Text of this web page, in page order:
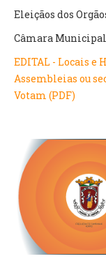
CANÍDEOS
CEMITÉRIO
ATESTADOS
VENDA AMBULANTE
O GABINETE
APOIO AOS
APOIO ÀS EMPRESAS
OFERTAS DE
CONTACTO E
CONTACTOS
Eleiçãos dos
Câmara
EDITAL - Locais e
Assembleias ou
Votam (PDF)